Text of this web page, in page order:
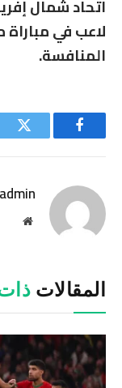
اتحاد شمال
لاعب في
المنافسة.
فيسبوك
admin
موقع
المقالات